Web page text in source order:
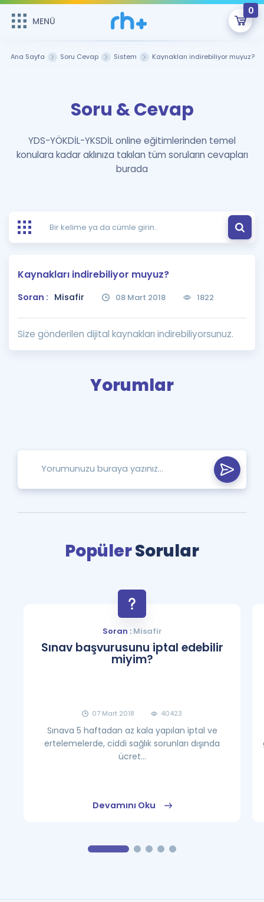
MENÜ
0
Şifremi Hatırlamıyorum
GİRİŞ YAP
Remzi Hoca ile seni sınava hazırlayacak onlarca eğitim seni
bekliyor!
MENÜ
Çalışma Paketleri
Kitaplar ve Kaynaklar
Ücretsiz Kaynaklar
Puan Hesaplama
Rehberlik Aracı
ÖSYM Sınav Takvimi
Kampanyalar
Blog
İngilizce Gramer
Hakkımızda
Ana Sayfa Soru Cevap Sistem Kaynakları indirebiliyor muyuz?
Soru & Cevap
YDS-YÖKDİL-YKSDİL online eğitimlerinden temel
konulara kadar aklınıza takılan tüm soruların cevapları
burada
Kaynakları indirebiliyor muyuz?
Soran : Misafir 08 Mart 2018 1822
Size gönderilen dijital kaynakları indirebiliyorsunuz.
Yorumlar
PopülerSorular
Soran :Misafir
Sınav başvurusunu iptal edebilir
miyim?
07 Mart 2018 40423
Sınava 5 haftadan az kala yapılan iptal ve
ertelemelerde, ciddi sağlık sorunları dışında
ücret...
Devamını Oku